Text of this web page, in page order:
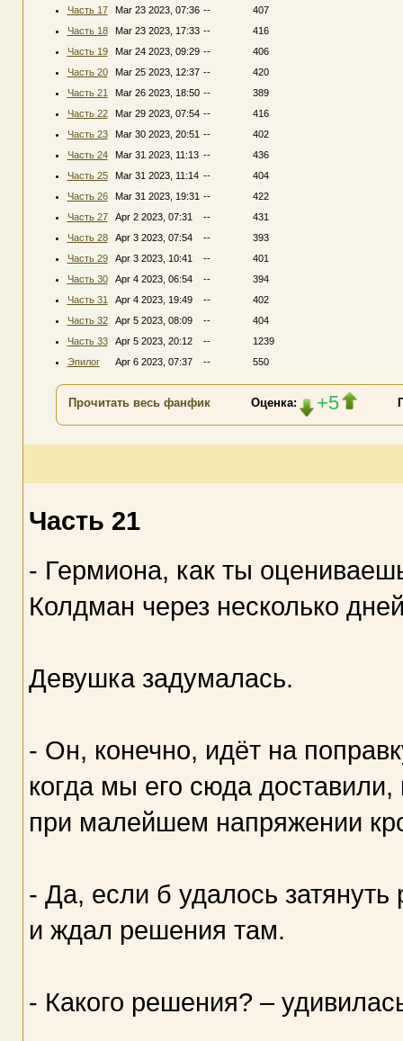
Часть 17
Mar 23 2023, 07:36 --
407
Часть 18
Mar 23 2023, 17:33 --
416
Часть 19
Mar 24 2023, 09:29 --
406
Часть 20
Mar 25 2023, 12:37 --
420
Часть 21
Mar 26 2023, 18:50 --
389
Часть 22
Mar 29 2023, 07:54 --
416
Часть 23
Mar 30 2023, 20:51 --
402
Часть 24
Mar 31 2023, 11:13 --
436
Часть 25
Mar 31 2023, 11:14 --
404
Часть 26
Mar 31 2023, 19:31 --
422
Часть 27
Apr 2 2023, 07:31 --
431
Часть 28
Apr 3 2023, 07:54 --
393
Часть 29
Apr 3 2023, 10:41 --
401
Часть 30
Apr 4 2023, 06:54 --
394
Часть 31
Apr 4 2023, 19:49 --
402
Часть 32
Apr 5 2023, 08:09 --
404
Часть 33
Apr 5 2023, 20:12 --
1239
Эпилог
Apr 6 2023, 07:37 -- 550
Прочитать весь фанфик Оценка: +5
Часть 21
- Гермиона, как ты
Колдман через несколько
Девушка задумалась.
- Он, конечно, идёт на
когда мы его сюда
при малейшем напряжении
- Да, если б удалось
и ждал решения там.
- Какого решения? –